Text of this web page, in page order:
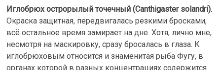
Иглобрюх острорылый точечный (Canthigaster solandri).
Окраска защитная, передвигалась резкими бросками,
всё остальное время замирает на дне. Хотя, лично мне,
несмотря на маскировку, сразу бросалась в глаза. К
иглобрюховым относится и знаменитая рыба Фугу, в
органах которой в разных концентрациях содержится